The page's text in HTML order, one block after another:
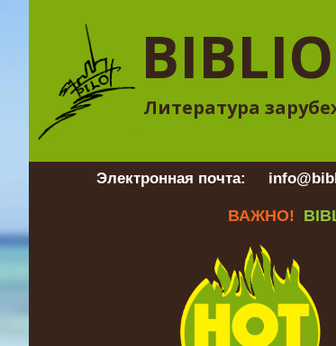
Литература
Электронная почта:
ВАЖНО!